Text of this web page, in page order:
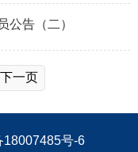
公告（二）
下一页
18007485号-6